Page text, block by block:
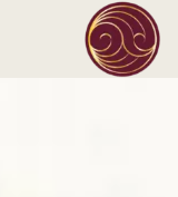
דילוג
לתוכן